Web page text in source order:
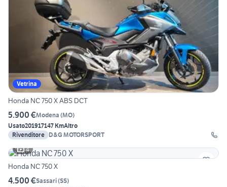
Vetrina
Honda NC 750 X ABS DCT
5.900 €Modena (MO)
Usato201917147 KmAltro
Rivenditore D&G MOTORSPORT
4
Honda NC 750 X
4.500 €Sassari(SS)